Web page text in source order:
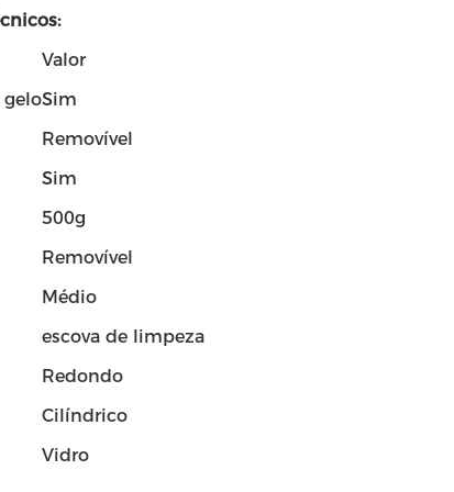
Valor
geloSim
Removível
Sim
500g
Removível
Médio
escova de limpeza
Redondo
Cilíndrico
Vidro